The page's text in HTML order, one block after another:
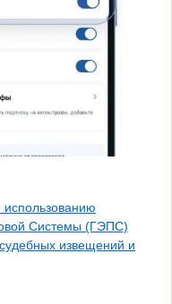
Системы (ГЭПС)
извещений и